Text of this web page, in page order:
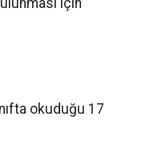
için
okuduğu 17